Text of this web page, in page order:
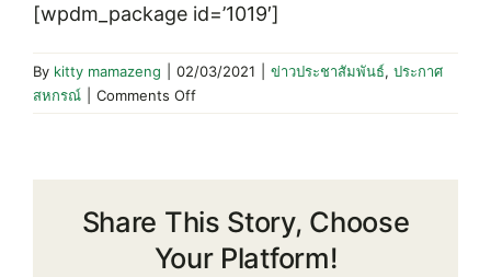
[wpdm_package id=’1019′]
By kitty mamazeng 02/03/2021 ข่าวประชาสัมพันธ์, ประกาศ
สหกรณ์
Comments Offon
โครงการ
แทน
สมาชิก
2564
Share This Story, Choose
Your Platform!